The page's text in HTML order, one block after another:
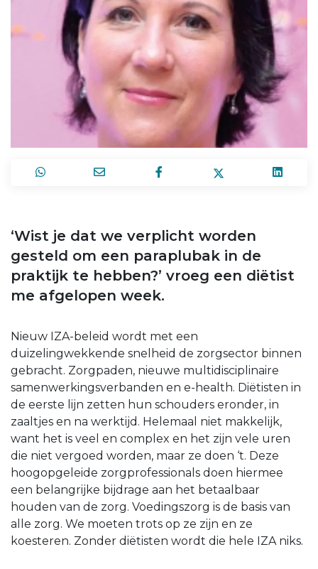
‘Wist je dat we verplicht worden
gesteld om een paraplubak in de
praktijk te hebben?’ vroeg een diëtist
me afgelopen week.
Nieuw IZA-beleid wordt met een
duizelingwekkende snelheid de zorgsector binnen
gebracht. Zorgpaden, nieuwe multidisciplinaire
samenwerkingsverbanden en e-health. Diëtisten in
de eerste lijn zetten hun schouders eronder, in
zaaltjes en na werktijd. Helemaal niet makkelijk,
want het is veel en complex en het zijn vele uren
die niet vergoed worden, maar ze doen ‘t. Deze
hoogopgeleide zorgprofessionals doen hiermee
een belangrijke bijdrage aan het betaalbaar
houden van de zorg. Voedingszorg is de basis van
alle zorg. We moeten trots op ze zijn en ze
koesteren. Zonder diëtisten wordt die hele IZA niks.